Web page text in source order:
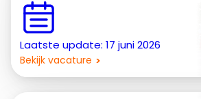
Laatste update: 17 juni 2026
Bekijk vacature